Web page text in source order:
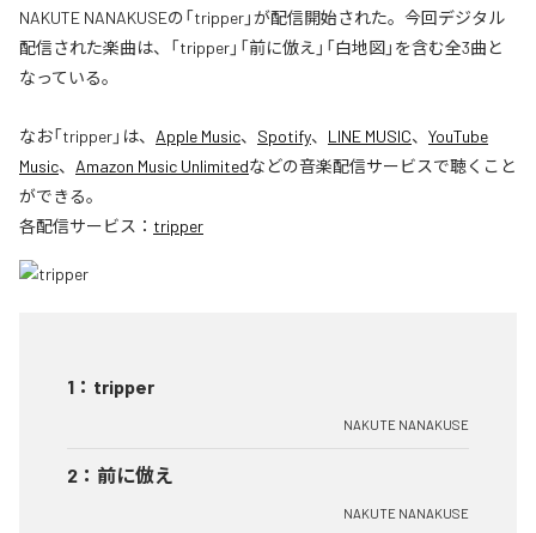
NAKUTE NANAKUSEの「tripper」が配信開始された。今回デジタル
配信された楽曲は、「tripper」「前に倣え」「白地図」を含む全3曲と
なっている。
なお「tripper」は、 Apple Music、 Spotify、 LINE MUSIC、 YouTube
Music、 Amazon Music Unlimitedなどの音楽配信サービスで聴くこと
ができる。
各配信サービス： tripper
1 ： tripper
NAKUTE NANAKUSE
2 ： 前に倣え
NAKUTE NANAKUSE